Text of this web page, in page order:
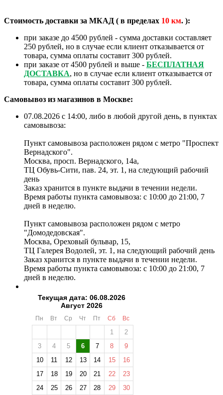
Стоимость доставки за МКАД ( в пределах 10 км. ):
при заказе до 4500 рублей - сумма доставки составляет
250 рублей, но в случае если клиент отказывается от
товара, сумма оплаты составит 300 рублей.
при заказе от 4500 рублей и выше - БЕСПЛАТНАЯ
ДОСТАВКА, но в случае если клиент отказывается от
товара, сумма оплаты составит 300 рублей.
Самовывоз из магазинов в Москве:
07.08.2026 с 14:00, либо в любой другой день, в пунктах
самовывоза:
Пункт самовывоза расположен рядом с метро "Проспект
Вернадского".
Москва, просп. Вернадского, 14а,
ТЦ Обувь-Сити, пав. 24, эт. 1, на следующий рабочий
день
Заказ хранится в пункте выдачи в течении недели.
Время работы пункта самовывоза: с 10:00 до 21:00, 7
дней в неделю.
Пункт самовывоза расположен рядом с метро
"Домодедовская".
Москва, Ореховый бульвар, 15,
ТЦ Галерея Водолей, эт. 1, на следующий рабочий день
Заказ хранится в пункте выдачи в течении недели.
Время работы пункта самовывоза: с 10:00 до 21:00, 7
дней в неделю.
Текущая дата: 06.08.2026
Август 2026
Пн Вт Ср Чт Пт Сб Вс
1
2
3
4 5 6 7 8
9
10
11 12 13 14 15
16
17
18 19 20 21 22
23
24
25 26 27 28 29
30